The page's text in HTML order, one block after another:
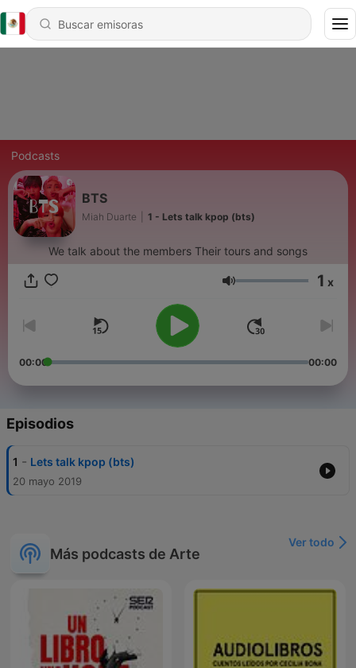
Podcasts
BTS
Miah Duarte 1 - Lets talk kpop (bts)
We talk about the members Their tours and songs
Volumen 1 x
00:00 00:00
Episodios
1 - Lets talk kpop (bts)
20 mayo 2019
Más podcasts de Arte
Ver todo